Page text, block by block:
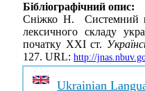
Бібліографічний опис:
Сніжко Н. Системний
лексичного складу
початку XXІ ст.
127. URL: http://
Ukrainian